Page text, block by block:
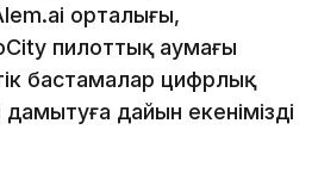
орталығы,
пилоттық аумағы
бастамалар цифрлық
дамытуға дайын екенімізді